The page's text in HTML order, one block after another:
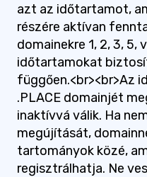
azt az időtartamot,
részére aktívan
domainekre 1, 2, 3, 5,
időtartamokat
függően.<br><br>Az
.PLACE domainjét
inaktívvá válik. Ha
megújítását,
tartományok közé,
regisztrálhatja. Ne